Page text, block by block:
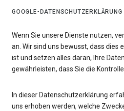
GOOGLE-DATENSCHUTZERKLÄRUNG
Wenn Sie unsere Dienste nutzen,
an. Wir sind uns bewusst, dass dies
ist und setzen alles daran, Ihre
gewährleisten, dass Sie die
In dieser Datenschutzerklärung
uns erhoben werden, welche